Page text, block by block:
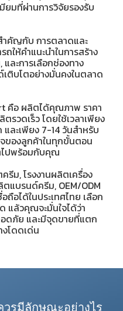
ยมที่ผ่านการวิจัยรองรับ
ำคัญกับ การตลาดและ
ให้คำแนะนำในการสร้าง
ละการเลือกช่องทาง
ติบโตอย่างมั่นคงในตลาด
คือ ผลิตได้คุณภาพ ราคา
รวดเร็ว โดยใช้เวลาเพียง
ละเพียง 7-14 วันสำหรับ
ของลูกค้าในทุกขั้นตอน
ไปพร้อมกับคุณ
รีม, โรงงานผลิตเครื่อง
ตแบรนด์ครีม, OEM/ODM
ถือได้ในประเทศไทย เลือก
แล้วคุณจะมั่นใจได้ว่า
ภัย และมีจุดขายที่แตก
โดดเด่น
รมีลักษณะอย่างไร